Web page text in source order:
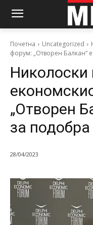
Почетна Uncategorized
форум: „Отворен Балкан“
„Отворен
за
28/04/2023